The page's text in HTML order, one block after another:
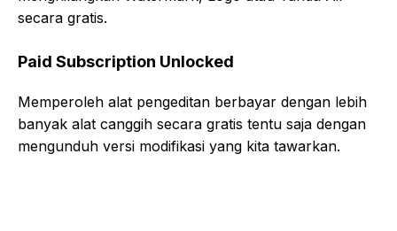
secara gratis.
Paid Subscription Unlocked
Memperoleh alat pengeditan berbayar dengan lebih
banyak alat canggih secara gratis tentu saja dengan
mengunduh versi modifikasi yang kita tawarkan.